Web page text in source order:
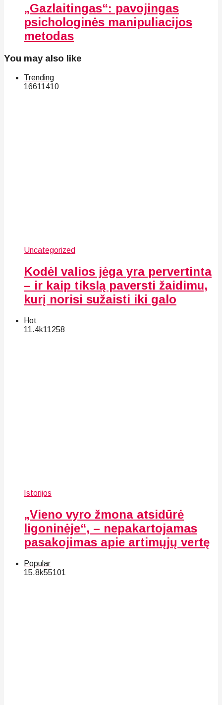
„Gazlaitingas“: pavojingas
psichologinės manipuliacijos
metodas
You may also like
Trending
16611410
Uncategorized
Kodėl valios jėga yra pervertinta
– ir kaip tikslą paversti žaidimu,
kurį norisi sužaisti iki galo
Hot
11.4k11258
Istorijos
„Vieno vyro žmona atsidūrė
ligoninėje“, – nepakartojamas
pasakojimas apie artimųjų vertę
Popular
15.8k55101